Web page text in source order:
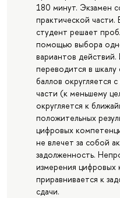
180 минут. Экзамен
практической части.
студент решает
помощью выбора
вариантов действий.
переводится в
баллов округляется
части (к меньшему
округляется к
положительных
цифровых
не влечет за собой
задолженность.
измерения цифровых
приравнивается к
сдачи.